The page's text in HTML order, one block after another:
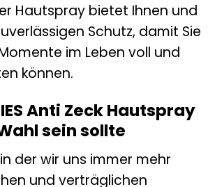
Hautspray bietet Ihnen und
Schutz, damit Sie
im Leben voll und
können.
Anti Zeck Hautspray
sein sollte
der wir uns immer mehr
und verträglichen